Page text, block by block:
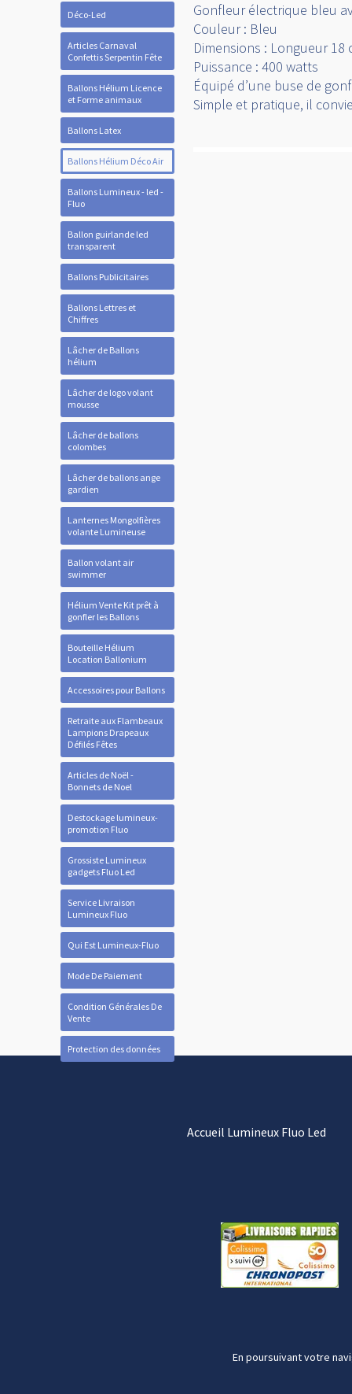
Déco-Led
Articles Carnaval
Confettis Serpentin Fête
Ballons Hélium Licence
et Forme animaux
Ballons Latex
Ballons Hélium Déco Air
Ballons Lumineux - led -
Fluo
Ballon guirlande led
transparent
Ballons Publicitaires
Ballons Lettres et
Chiffres
Lâcher de Ballons
hélium
Lâcher de logo volant
mousse
Lâcher de ballons
colombes
Lâcher de ballons ange
gardien
Lanternes Mongolfières
volante Lumineuse
Ballon volant air
swimmer
Hélium Vente Kit prêt à
gonfler les Ballons
Bouteille Hélium
Location Ballonium
Accessoires pour Ballons
Retraite aux Flambeaux
Lampions Drapeaux
Défilés Fêtes
Articles de Noël -
Bonnets de Noel
Destockage lumineux-
promotion Fluo
Grossiste Lumineux
gadgets Fluo Led
Service Livraison
Lumineux Fluo
Qui Est Lumineux-Fluo
Mode De Paiement
Condition Générales De
Vente
Protection des données
Accueil Lumineux Fluo Led
En poursuivant votre
Gonfleur électrique bleu
Couleur : Bleu
Dimensions : Longueur 18
Puissance : 400 watts
Équipé d’une buse de
Simple et pratique, il